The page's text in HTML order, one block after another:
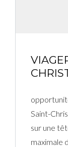
Saint-
sur une
maximale